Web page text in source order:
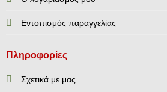
Εντοπισμός παραγγελίας
Πληροφορίες
Σχετικά με μας